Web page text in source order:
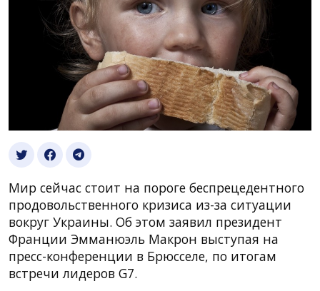
Мир сейчас стоит на пороге беспрецедентного
продовольственного кризиса из-за ситуации
вокруг Украины. Об этом заявил президент
Франции Эмманюэль Макрон выступая на
пресс-конференции в Брюсселе, по итогам
встречи лидеров G7.